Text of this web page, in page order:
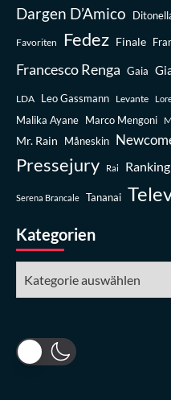
Dargen D’Amico
Favoriten Fedez Finale
Francesco Renga Gaia
LDA Leo Gassmann Levante
Malika Ayane Marco Mengoni
Mr. Rain Måneskin
Pressejury Rai Ranking
Serena Brancale Tananai
Kategorien